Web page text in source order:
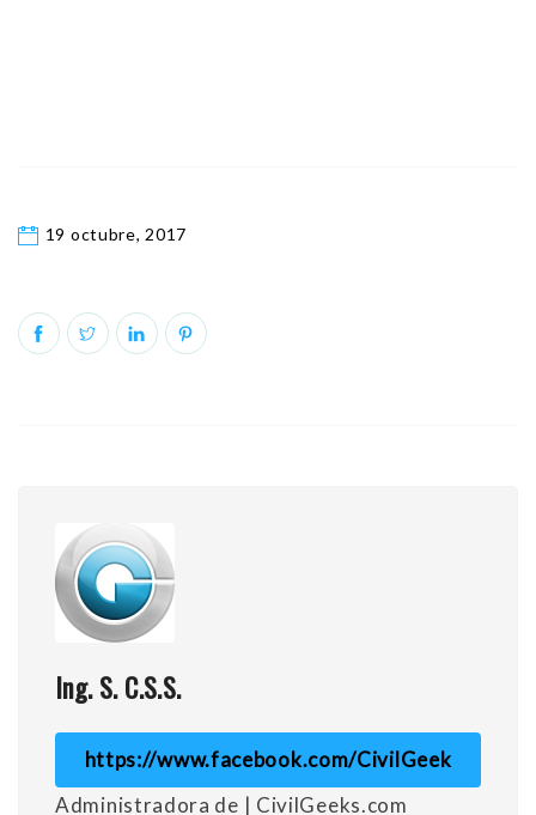
19 octubre, 2017
Ing. S. C.S.S.
https://www.facebook.com/CivilGeek
Administradora de | CivilGeeks.com